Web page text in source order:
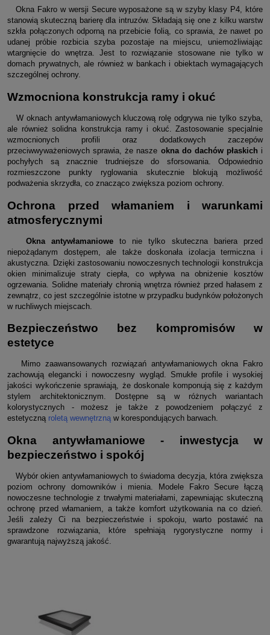
Okna Fakro w wersji Secure wyposażone są w szyby klasy P4, które
stanowią skuteczną barierę dla intruzów. Składają się one z kilku warstw
szkła połączonych odporną na przebicie folią, co sprawia, że nawet po
udanej próbie rozbicia szyba pozostaje na miejscu, uniemożliwiając
wtargnięcie do wnętrza. Jest to rozwiązanie stosowane nie tylko w
domach prywatnych, ale również w bankach i obiektach wymagających
szczególnej ochrony.
Wzmocniona konstrukcja ramy i okuć
W oknach antywłamaniowych kluczową rolę odgrywa nie tylko szyba,
ale również solidna konstrukcja ramy i okuć. Zastosowanie specjalnie
wzmocnionych profili oraz dodatkowych zaczepów
przeciwwyważeniowych sprawia, że nasze okna do dachów płaskich i
pochyłych są znacznie trudniejsze do sforsowania. Odpowiednio
rozmieszczone punkty ryglowania skutecznie blokują możliwość
podważenia skrzydła, co znacząco zwiększa poziom ochrony.
Ochrona przed włamaniem i warunkami
atmosferycznymi
Okna antywłamanioweto nie tylko skuteczna bariera przed
niepożądanym dostępem, ale także doskonała izolacja termiczna i
akustyczna. Dzięki zastosowaniu nowoczesnych technologii konstrukcja
okien minimalizuje straty ciepła, co wpływa na obniżenie kosztów
ogrzewania. Solidne materiały chronią wnętrza również przed hałasem z
zewnątrz, co jest szczególnie istotne w przypadku budynków położonych
w ruchliwych miejscach.
Bezpieczeństwo bez kompromisów w
estetyce
Mimo zaawansowanych rozwiązań antywłamaniowych okna Fakro
zachowują elegancki i nowoczesny wygląd. Smukłe profile i wysokiej
jakości wykończenie sprawiają, że doskonale komponują się z każdym
stylem architektonicznym. Dostępne są w różnych wariantach
kolorystycznych - możesz je także z powodzeniem połączyć z
estetyczną roletą wewnętrzną w korespondujących barwach.
Okna antywłamaniowe - inwestycja w
bezpieczeństwo i spokój
Wybór okien antywłamaniowych to świadoma decyzja, która zwiększa
poziom ochrony domowników i mienia. Modele Fakro Secure łączą
nowoczesne technologie z trwałymi materiałami, zapewniając skuteczną
ochronę przed włamaniem, a także komfort użytkowania na co dzień.
Jeśli zależy Ci na bezpieczeństwie i spokoju, warto postawić na
sprawdzone rozwiązania, które spełniają rygorystyczne normy i
gwarantują najwyższą jakość.